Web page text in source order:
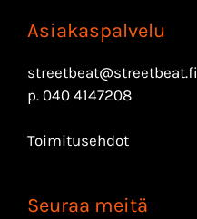
Asiakaspalvelu
streetbeat@streetbeat.fi
p. 040 4147208
Toimitusehdot
Seuraa meitä